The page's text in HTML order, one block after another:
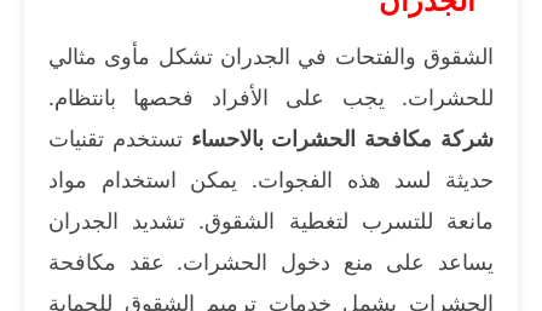
الشقوق والفتحات في الجدران تشكل مأوى مثالي
للحشرات. يجب على الأفراد فحصها بانتظام.
شركة مكافحة الحشرات بالاحساء تستخدم تقنيات
حديثة لسد هذه الفجوات. يمكن استخدام مواد
مانعة للتسرب لتغطية الشقوق. تشديد الجدران
يساعد على منع دخول الحشرات. عقد مكافحة
الحشرات يشمل خدمات ترميم الشقوق للحماية